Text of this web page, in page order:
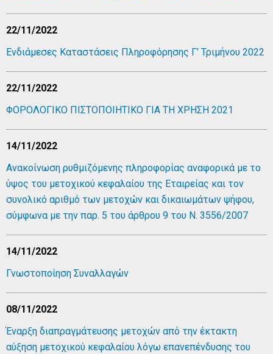
22/11/2022
Ενδιάμεσες Καταστάσεις Πληροφόρησης Γ’ Τριμήνου 2022
22/11/2022
ΦΟΡΟΛΟΓΙΚΟ ΠΙΣΤΟΠΟΙΗΤΙΚΟ ΓΙΑ ΤΗ ΧΡΗΣΗ 2021
14/11/2022
Ανακοίνωση ρυθμιζόμενης πληροφορίας αναφορικά με το
ύψος του μετοχικού κεφαλαίου της Εταιρείας και τον
συνολικό αριθμό των μετοχών και δικαιωμάτων ψήφου,
σύμφωνα με την παρ. 5 του άρθρου 9 του Ν. 3556/2007
14/11/2022
Γνωστοποίηση Συναλλαγών
08/11/2022
Έναρξη διαπραγμάτευσης μετοχών από την έκτακτη
αύξηση μετοχικού κεφαλαίου λόγω επανεπένδυσης του